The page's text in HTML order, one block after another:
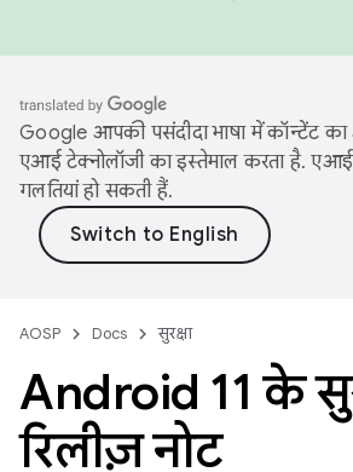
Google आपकी पसंदीदा भाषा में कॉन्टेंट
एआई टेक्नोलॉजी का इस्तेमाल करता है.
गलतियां हो सकती हैं.
AOSP Docs सुरक्षा
Android 11 के
रिलीज़ नोट